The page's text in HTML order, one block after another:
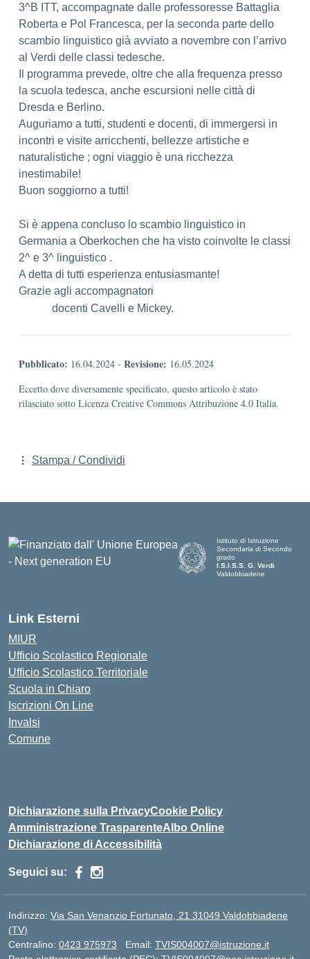
3^B ITT, accompagnate dalle professoresse Battaglia
Roberta e Pol Francesca, per la seconda parte dello
scambio linguistico già avviato a novembre con l’arrivo
al Verdi delle classi tedesche.
Il programma prevede, oltre che alla frequenza presso
la scuola tedesca, anche escursioni nelle città di
Dresda e Berlino.
Auguriamo a tutti, studenti e docenti, di immergersi in
incontri e visite arricchenti, bellezze artistiche e
naturalistiche ; ogni viaggio è una ricchezza
inestimabile!
Buon soggiorno a tutti!
Si è appena concluso lo scambio linguistico in
Germania a Oberkochen che ha visto coinvolte le classi
2^ e 3^ linguistico .
A detta di tutti esperienza entusiasmante!
Grazie agli accompagnatori
docenti Cavelli e Mickey.
Pubblicato: 16.04.2024 - Revisione: 16.05.2024
Eccetto dove diversamente specificato, questo articolo è stato
rilasciato sotto Licenza Creative Commons Attribuzione 4.0 Italia.
Stampa / Condividi
Istituto di Istruzione
Secondaria di Secondo
grado
I.S.I.S.S. G. Verdi
Valdobbiadene
Link Esterni
MIUR
Ufficio Scolastico Regionale
Ufficio Scolastico Territoriale
Scuola in Chiaro
Iscrizioni On Line
Invalsi
Comune
Dichiarazione sulla PrivacyCookie Policy
Amministrazione TrasparenteAlbo Online
Dichiarazione di Accessibilità
Seguici su:
Indirizzo: Via San Venanzio Fortunato, 21 31049 Valdobbiadene
(TV)
Centralino: 0423 975973 Email: TVIS004007@istruzione.it